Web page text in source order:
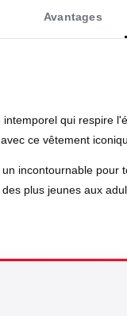
Avantages
intemporel qui respire
avec ce vêtement
, un incontournable
plus jeunes aux